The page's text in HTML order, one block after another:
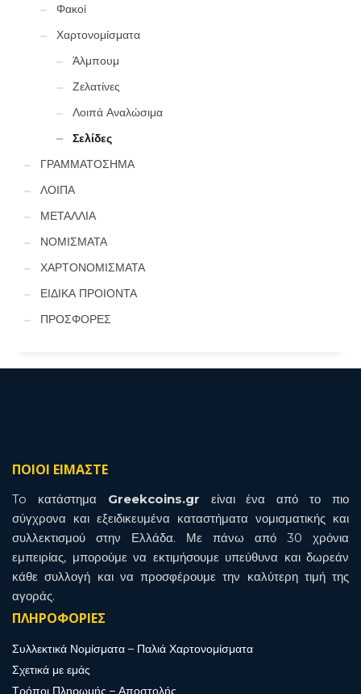
Φακοί
Χαρτονομίσματα
Άλμπουμ
Ζελατίνες
Λοιπά Αναλώσιμα
Σελίδες
ΓΡΑΜΜΑΤΟΣΗΜΑ
ΛΟΙΠΑ
ΜΕΤΑΛΛΙΑ
ΝΟΜΙΣΜΑΤΑ
ΧΑΡΤΟΝΟΜΙΣΜΑΤΑ
ΕΙΔΙΚΑ ΠΡΟΙΟΝΤΑ
ΠΡΟΣΦΟΡΕΣ
ΠΟΙΟΙ ΕΙΜΑΣΤΕ
To κατάστημα Greekcoins.gr είναι ένα από το πιο
σύγχρονα και εξειδικευμένα καταστήματα νομισματικής και
συλλεκτισμού στην Ελλάδα. Με πάνω από 30 χρόνια
εμπειρίας, μπορούμε να εκτιμήσουμε υπεύθυνα και δωρεάν
κάθε συλλογή και να προσφέρουμε την καλύτερη τιμή της
αγοράς.
ΠΛΗΡΟΦΟΡΙΕΣ
Συλλεκτικά Νομίσματα – Παλιά Χαρτονομίσματα
Σχετικά με εμάς
Τρόποι Πληρωμής – Αποστολής